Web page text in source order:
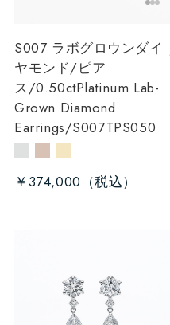
S007 ラボグロウンダイ
ヤモンド/ピア
ス/0.50ctPlatinum Lab-
Grown Diamond
Earrings/S007TPS050
￥374,000